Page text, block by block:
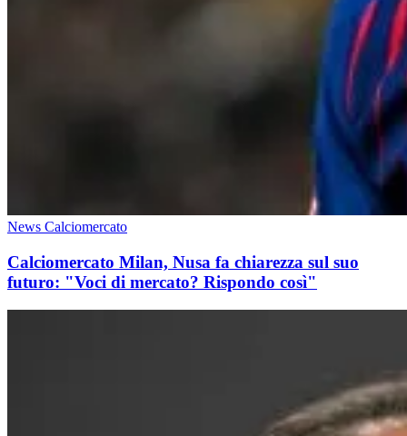
News Calciomercato
Calciomercato Milan, Nusa fa chiarezza sul suo
futuro: "Voci di mercato? Rispondo così"